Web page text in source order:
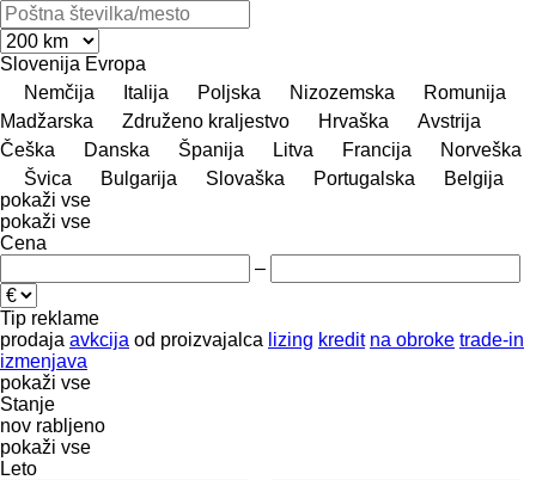
Slovenija Evropa
Nemčija
Italija Poljska Nizozemska
Romunija
Madžarska
Združeno kraljestvo Hrvaška
Avstrija
Češka
Danska Španija Litva Francija
Norveška
Švica
Bulgarija Slovaška Portugalska
Belgija
pokaži vse
pokaži vse
Cena
–
Tip reklame
prodaja avkcija od proizvajalca lizing kredit na obroke trade-in
izmenjava
pokaži vse
Stanje
nov rabljeno
pokaži vse
Leto